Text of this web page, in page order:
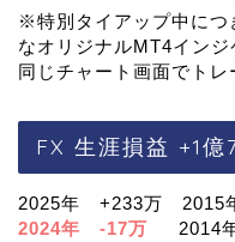
※特別タイアップ中につ
なオリジナルMT4イン
同じチャート画面でトレ
FX 生涯損益 +1億
2025年 +233万 2015
2024年 -17万
2014